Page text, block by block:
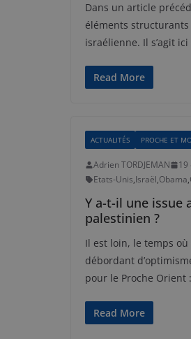
Dans un article
éléments
israélienne. Il s’agit
Read More
ACTUALITÉS PROCHE ET
Adrien TORDJEMAN 19
Etats-Unis,Israël,Obama,
Y a-t-il une issue
palestinien ?
Il est loin, le temps
débordant
pour le Proche Orient :
Read More